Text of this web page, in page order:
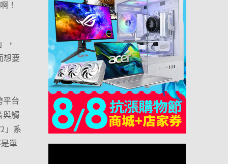
！
，
想要
平台
與觸
」系
單